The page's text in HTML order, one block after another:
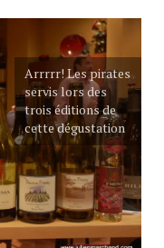
Arrrrr! Les pirates
servis lors des
trois éditions de
cette dégustation